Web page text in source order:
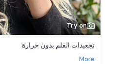
Try on
تجعيدات القلم بدون حرارة
More